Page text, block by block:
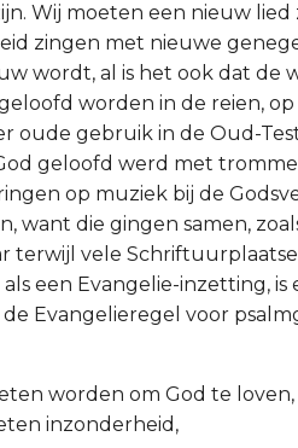
Wij moeten een nieuw lied
zingen met nieuwe
wordt, al is het ook dat de
worden in de reien, op
oude gebruik in de Oud-
geloofd werd met
op muziek bij de
want die gingen samen,
terwijl vele
een Evangelie-inzetting, is
Evangelieregel voor
worden om God te
inzonderheid,